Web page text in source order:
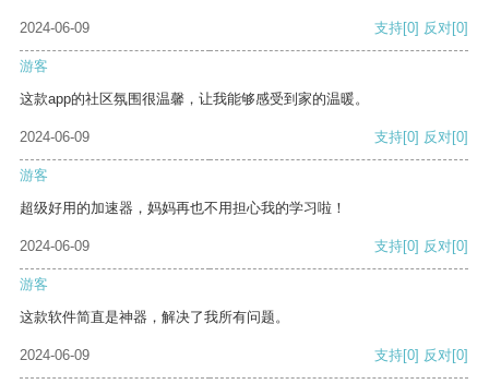
2024-06-09 支持[0] 反对[0]
游客
这款app的社区氛围很温馨，让我能够感受到家的温暖。
2024-06-09 支持[0] 反对[0]
游客
超级好用的加速器，妈妈再也不用担心我的学习啦！
2024-06-09 支持[0] 反对[0]
游客
这款软件简直是神器，解决了我所有问题。
2024-06-09 支持[0] 反对[0]